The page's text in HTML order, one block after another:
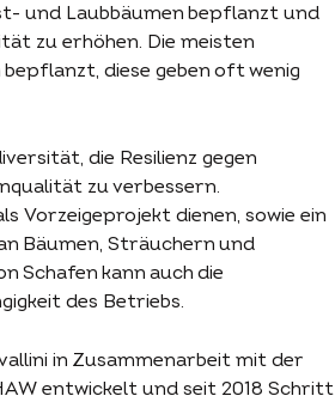
und Laubbäumen bepflanzt und
zu erhöhen. Die meisten
diese geben oft wenig
die Resilienz gegen
zu verbessern.
Vorzeigeprojekt dienen, sowie ein
Bäumen, Sträuchern und
Schafen kann auch die
des Betriebs.
in Zusammenarbeit mit der
entwickelt und seit 2018 Schritt